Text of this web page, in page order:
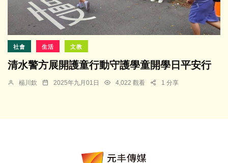
社會 生活 文教
清水警方展開護童行動守護學童開學日平安行
楊川欽 2025年九月01日 4,022 觀看 1 分享